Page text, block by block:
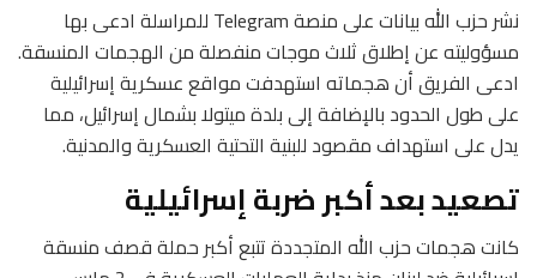
نشر حزب الله بيانات على منصة Telegram للمراسلة ادعى بها
مسؤوليته عن إطلاق ثلاث موجات منفصلة من الهجمات المنسقة.
ادعى الفريق أن هجماته استهدفت مواقع عسكرية إسرائيلية
على طول الحدود بالإضافة إلى بلدة ميتولا بشمال إسرائيل، مما
يدل على استهداف مقصود للبنية التحتية العسكرية والمدنية.
تصعيد بعد أكبر ضربة إسرائيلية
كانت هجمات حزب الله المتجددة تتبع أكبر حملة قصف منسقة